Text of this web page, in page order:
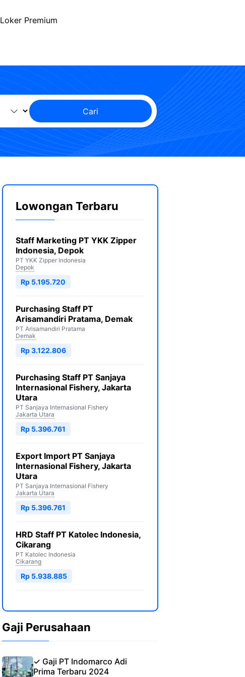
Loker Premium
Cari
Lowongan Terbaru
Staff Marketing PT YKK Zipper
Indonesia, Depok
PT YKK Zipper Indonesia
Depok
Rp 5.195.720
Purchasing Staff PT
Arisamandiri Pratama, Demak
PT Arisamandiri Pratama
Demak
Rp 3.122.806
Purchasing Staff PT Sanjaya
Internasional Fishery, Jakarta
Utara
PT Sanjaya Internasional Fishery
Jakarta Utara
Rp 5.396.761
Export Import PT Sanjaya
Internasional Fishery, Jakarta
Utara
PT Sanjaya Internasional Fishery
Jakarta Utara
Rp 5.396.761
HRD Staff PT Katolec Indonesia,
Cikarang
PT Katolec Indonesia
Cikarang
Rp 5.938.885
Gaji Perusahaan
✓ Gaji PT Indomarco Adi
Prima Terbaru 2024